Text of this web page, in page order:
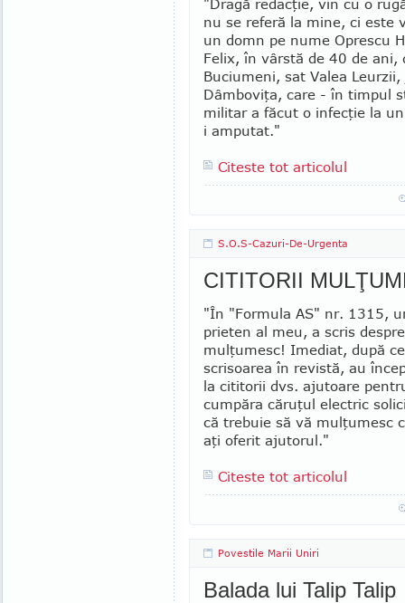
"Dragă redacţie, vin cu o
nu se referă la mine, ci este
un domn pe nu­me Oprescu
Felix, în vârstă de 40 de ani,
Buciumeni, sat Valea
Dâmboviţa, care - în timpul
militar a făcut o infecţie la
i amputat."
Citeste tot articolul
S.O.S-Cazuri-De-Urgenta
CITITORII
"În "Formula AS" nr. 1315,
prieten al meu, a scris
mulţumesc! Imediat, după
scrisoarea în revistă, au
la cititorii dvs. ajutoare
cumpăra căruţul electric
că trebuie să vă mulţumesc
aţi oferit ajutorul."
Citeste tot articolul
Povestile Marii Uniri
Balada lui Talip Talip